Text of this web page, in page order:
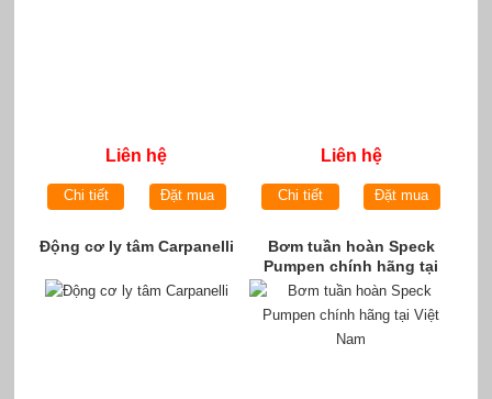
Liên hệ
Chi tiết Đặt mua
Liên hệ
Chi tiết Đặt mua
Động cơ ly tâm Carpanelli
Bơm tuần hoàn Speck
Pumpen chính hãng tại
Việt Nam